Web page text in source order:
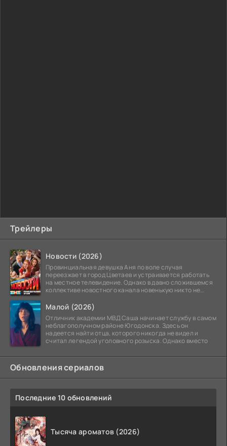
Трейлеры
Новости (2026)
Провинциальная девушка Аня по воле случая
переезжает в город Цветаев и устраивается работать
на местное телевидение. Однако в давно сложившемся
коллективе новостного канала новенькую никто не
Малой (2026)
Отличник академии МВД Саша начинает службу в самом
неблагополучном районе Югодонска. Здесь он
надеется найти отца, которого никогда не видел и
считал легендой уголовного розыска. Однако вместо
Обновления сериалов
Последние 10 обновлений
Тысяча ароматов (2026)